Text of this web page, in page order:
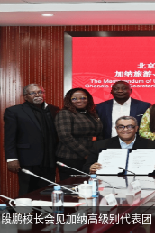
北京语言大学2026届春季毕业